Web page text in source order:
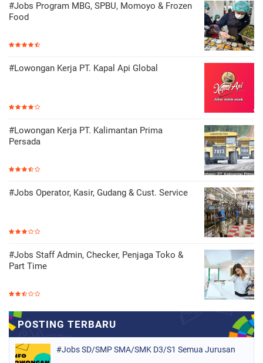
#Jobs Program MBG, SPBU, Momoyo & Frozen
Food
#Lowongan Kerja PT. Kapal Api Global
#Lowongan Kerja PT. Kalimantan Prima
Persada
#Jobs Operator, Kasir, Gudang & Cust. Service
#Jobs Staff Admin, Checker, Penjaga Toko &
Part Time
#Jobs SD/SMP SMA/SMK D3/S1 Semua Jurusan